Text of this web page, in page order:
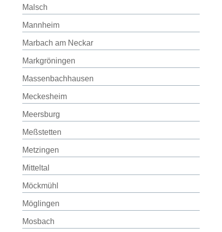
Malsch
Mannheim
Marbach am Neckar
Markgröningen
Massenbachhausen
Meckesheim
Meersburg
Meßstetten
Metzingen
Mitteltal
Möckmühl
Möglingen
Mosbach